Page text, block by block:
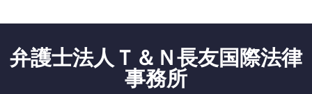
弁護士法人Ｔ＆Ｎ長友国際法律
事務所